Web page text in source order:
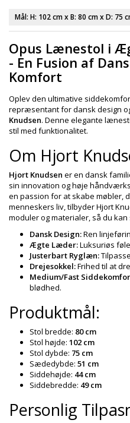
Mål: H: 102 cmx B: 80 cmx D: 75
Opus Lænestol i
- En Fusion af
Komfort
Oplev den ultimative
repræsentant for dansk design
Knudsen. Denne elegante
stil med funktionalitet.
Om Hjort
Hjort Knudsen er en dansk
sin innovation og høje
en passion for at skabe møbler,
menneskers liv, tilbyder Hjort
moduler og materialer, så du
Dansk Design:Ren
Ægte Læder:Luksuriøs
Justerbart Ryglæn:
Drejesokkel:Frihed til at
Medium/Fast
blødhed.
Produktmål:
Stol bredde: 80 cm
Stol højde: 102 cm
Stol dybde: 75 cm
Sædedybde: 51 cm
Siddehøjde: 44 cm
Siddebredde: 49 cm
Personlig